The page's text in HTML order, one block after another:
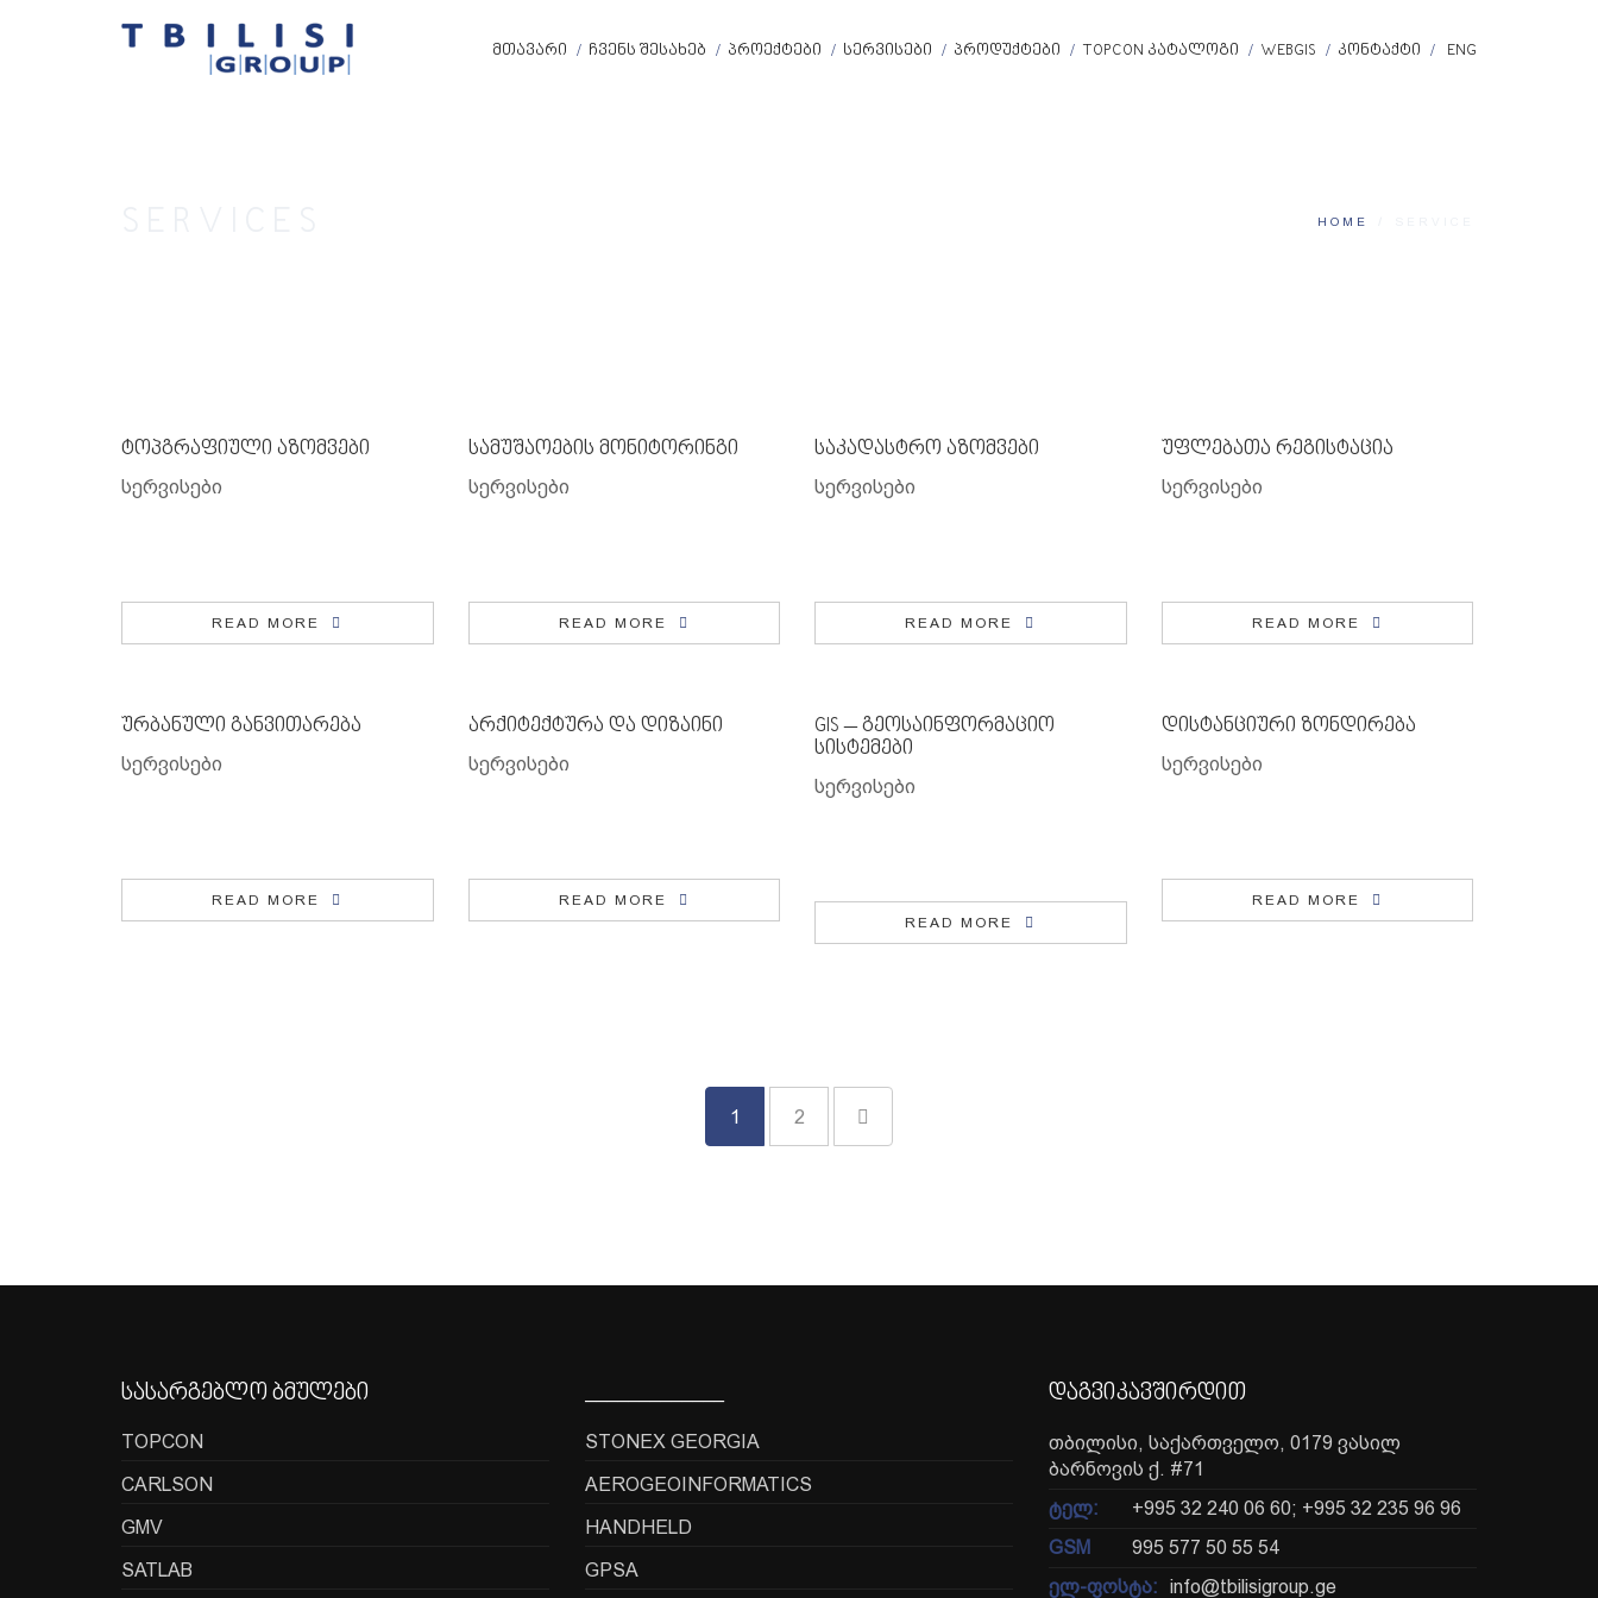
ᲛᲗᲐᲕᲐᲠᲘ ᲩᲕᲔᲜᲡ ᲨᲔᲡᲐᲮᲔᲑ ᲞᲠᲝᲔᲥᲢᲔᲑᲘ ᲡᲔᲠᲕᲘᲡᲔᲑᲘ ᲞᲠᲝᲓᲣᲥᲢᲔᲑᲘ TOPCON ᲙᲐᲢᲐᲚᲝᲒᲘ WEBGIS ᲙᲝᲜᲢᲐᲥᲢᲘ ENG
HOME
ტოპგრაფიული აზომვები
სერვისები
READ MORE
სამუშაოების მონიტორინგი
სერვისები
READ MORE
საკადასტრო აზომვები
სერვისები
READ MORE
უფლებათა რეგისტაცია
სერვისები
READ MORE
ურბანული განვითარება
სერვისები
READ MORE
არქიტექტურა და დიზაინი
სერვისები
READ MORE
GIS – გეოსაინფორმაციო
სისტემები
სერვისები
READ MORE
დისტანციური ზონდირება
სერვისები
READ MORE
1 2
სასარგებლო ბმულები
TOPCON
CARLSON
GMV
SATLAB
_____________
STONEX GEORGIA
AEROGEOINFORMATICS
HANDHELD
GPSA
დაგვიკავშირდით
თბილისი, საქართველო, 0179 ვასილ
ბარნოვის ქ. #71
ტელ:
+995 32 240 06 60; +995 32 235 96 96
GSM
995 577 50 55 54
ელ-ფოსტა: info@tbilisigroup.ge